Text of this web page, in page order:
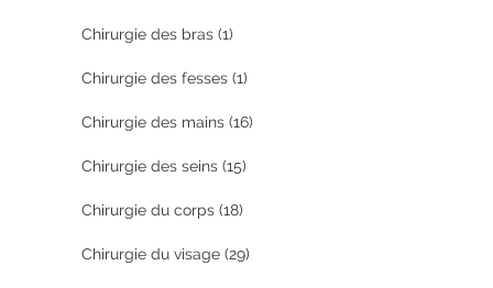
Chirurgie des bras (1)
Chirurgie des fesses (1)
Chirurgie des mains (16)
Chirurgie des seins (15)
Chirurgie du corps (18)
Chirurgie du visage (29)